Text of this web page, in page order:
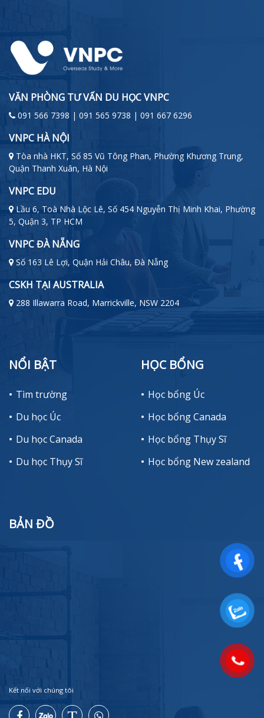
VĂN PHÒNG TƯ VẤN DU HỌC VNPC
091 566 7398 | 091 565 9738 | 091 667 6296
VNPC HÀ NỘI
Tòa nhà HKT, Số 85 Vũ Tông Phan, Phường Khương Trung,
Quận Thanh Xuân, Hà Nội
VNPC EDU
Lầu 6, Toà Nhà Lộc Lê, Số 454 Nguyễn Thị Minh Khai, Phường
5, Quận 3, TP HCM
VNPC ĐÀ NẴNG
Số 163 Lê Lợi, Quận Hải Châu, Đà Nẵng
CSKH TẠI AUSTRALIA
288 Illawarra Road, Marrickville, NSW 2204
NỔI BẬT
Tìm trường
Du học Úc
Du học Canada
Du học Thụy Sĩ
HỌC BỔNG
Học bổng Úc
Học bổng Canada
Học bổng Thụy Sĩ
Học bổng New zealand
BẢN ĐỒ
Kết nối với chúng tôi